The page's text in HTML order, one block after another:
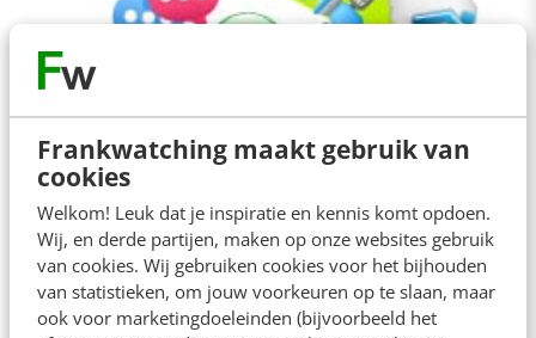
Frankwatching maakt gebruik van
cookies
Welkom! Leuk dat je inspiratie en kennis komt opdoen.
Wij, en derde partijen, maken op onze websites gebruik
van cookies. Wij gebruiken cookies voor het bijhouden
van statistieken, om jouw voorkeuren op te slaan, maar
ook voor marketingdoeleinden (bijvoorbeeld het
MARKETING
Big data, mobile, social media &
clouddiensten: trends & tips
We zien mobile alsmaar doorgroeien, er komen